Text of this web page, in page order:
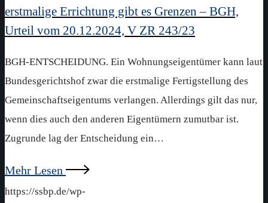
erstmalige Errichtung gibt es Grenzen – BGH,
Urteil vom 20.12.2024, V ZR 243/23
BGH-ENTSCHEIDUNG. Ein Wohnungseigentümer kann laut
Bundesgerichtshof zwar die erstmalige Fertigstellung des
Gemeinschaftseigentums verlangen. Allerdings gilt das nur,
wenn dies auch den anderen Eigentümern zumutbar ist.
Zugrunde lag der Entscheidung ein…
Mehr Lesen
https://ssbp.de/wp-